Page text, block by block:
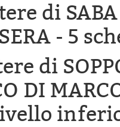
di
- 5
di
DI